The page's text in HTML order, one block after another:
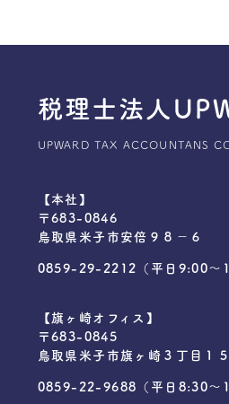
税理士法人
UPWARD TAX ACCOUNTANS
【本社】
〒683-0846
鳥取県米子市安倍９８−６
0859-29-2212 （平日9:00〜
【旗ヶ崎オフィス】
〒683-0845
鳥取県米子市旗ヶ崎３丁目１
0859-22-9688 （平日8:30～